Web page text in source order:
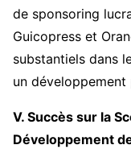
de sponsoring
Guicopress et
substantiels dans
un développement
V. Succès sur la
Développement